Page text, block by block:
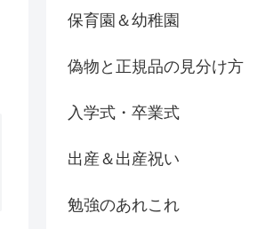
保育園＆幼稚園
偽物と正規品の見分け方
入学式・卒業式
出産＆出産祝い
勉強のあれこれ